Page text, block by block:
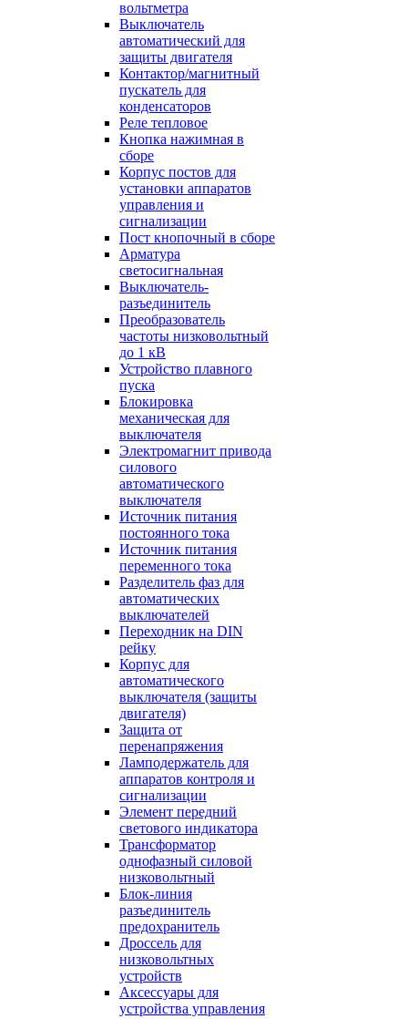
вольтметра
Выключатель
автоматический для
защиты двигателя
Контактор/магнитный
пускатель для
конденсаторов
Реле тепловое
Кнопка нажимная в
сборе
Корпус постов для
установки аппаратов
управления и
сигнализации
Пост кнопочный в сборе
Арматура
светосигнальная
Выключатель-
разъединитель
Преобразователь
частоты низковольтный
до 1 кВ
Устройство плавного
пуска
Блокировка
механическая для
выключателя
Электромагнит привода
силового
автоматического
выключателя
Источник питания
постоянного тока
Источник питания
переменного тока
Разделитель фаз для
автоматических
выключателей
Переходник на DIN
рейку
Корпус для
автоматического
выключателя (защиты
двигателя)
Защита от
перенапряжения
Ламподержатель для
аппаратов контроля и
сигнализации
Элемент передний
светового индикатора
Трансформатор
однофазный силовой
низковольтный
Блок-линия
разъединитель
предохранитель
Дроссель для
низковольтных
устройств
Аксессуары для
устройства управления